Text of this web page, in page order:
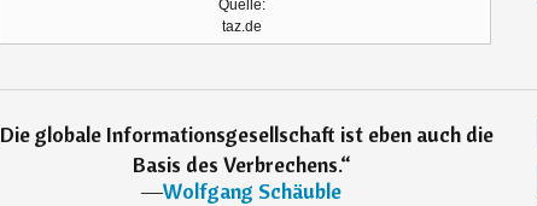
Quelle:
taz.de
Die globale Informationsgesellschaft ist eben auch die
Basis des Verbrechens.“
―Wolfgang Schäuble